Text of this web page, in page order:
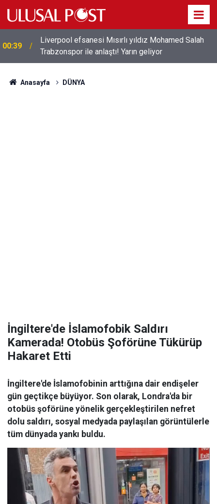
00:39
Liverpool efsanesi Mısırlı yıldız Mohamed Salah
Trabzonspor ile anlaştı! Yarın geliyor
Anasayfa DÜNYA
İngiltere'de İslamofobik Saldırı
Kamerada! Otobüs Şoförüne Tükürüp
Hakaret Etti
İngiltere'de İslamofobinin arttığına dair endişeler
gün geçtikçe büyüyor. Son olarak, Londra'da bir
otobüs şoförüne yönelik gerçekleştirilen nefret
dolu saldırı, sosyal medyada paylaşılan görüntülerle
tüm dünyada yankı buldu.